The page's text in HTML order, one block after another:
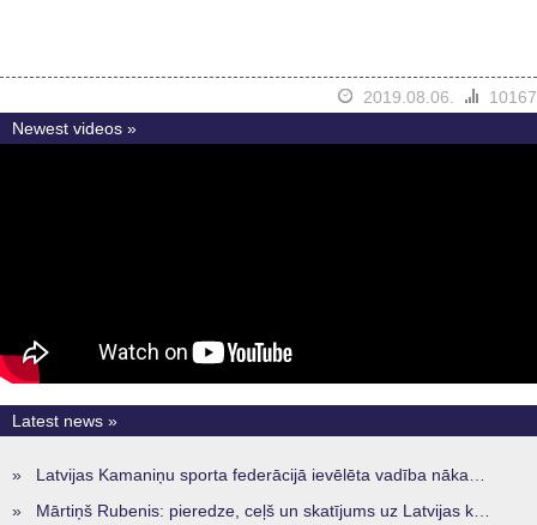
2019.08.06.
10167
Newest videos »
Latest news »
» Latvijas Kamaniņu sporta federācijā ievēlēta vadība nākamajam četru gadu termiņam
» Mārtiņš Rubenis: pieredze, ceļš un skatījums uz Latvijas kamaniņu sportu